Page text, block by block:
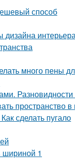
способ
много пены
Разновидности
пространство в
сделать пугало
шириной 1